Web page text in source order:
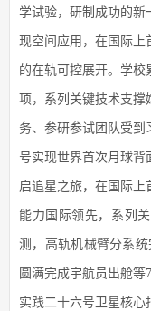
学试验，研制成功的新
现空间应用，在国际上
的在轨可控展开。学校
项，系列关键技术支撑
务、参研参试团队受到
号实现世界首次月球
启追星之旅，在国际上
能力国际领先，系列
测，高轨机械臂分系
圆满完成宇航员出舱等
实践二十六号卫星核心